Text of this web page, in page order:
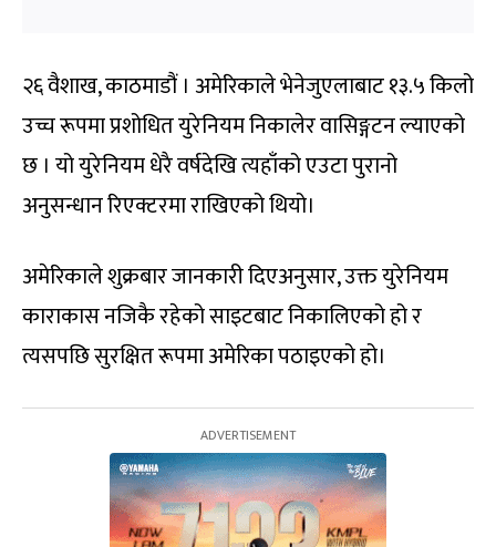
२६ वैशाख, काठमाडौं । अमेरिकाले भेनेजुएलाबाट १३.५ किलो
उच्च रूपमा प्रशोधित युरेनियम निकालेर वासिङ्गटन ल्याएको
छ । यो युरेनियम धेरै वर्षदेखि त्यहाँको एउटा पुरानो
अनुसन्धान रिएक्टरमा राखिएको थियो।
अमेरिकाले शुक्रबार जानकारी दिएअनुसार, उक्त युरेनियम
काराकास नजिकै रहेको साइटबाट निकालिएको हो र
त्यसपछि सुरक्षित रूपमा अमेरिका पठाइएको हो।